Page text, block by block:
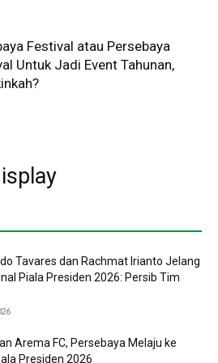
Festival atau Persebaya
Untuk Jadi Event Tahunan,
Tavares dan Rachmat Irianto Jelang
Piala Presiden 2026: Persib Tim
Arema FC, Persebaya Melaju ke
Presiden 2026